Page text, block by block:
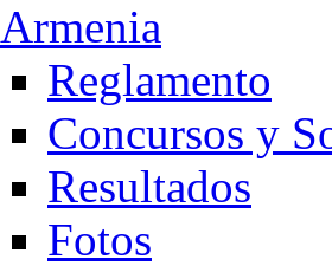
Armenia
Reglamento
Concursos y
Resultados
Fotos